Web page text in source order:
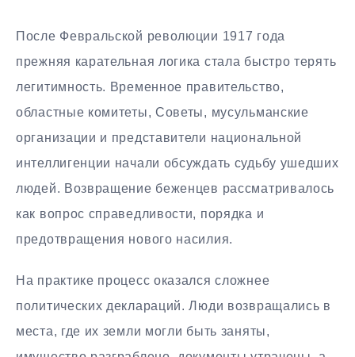
После Февральской революции 1917 года
прежняя карательная логика стала быстро терять
легитимность. Временное правительство,
областные комитеты, Советы, мусульманские
организации и представители национальной
интеллигенции начали обсуждать судьбу ушедших
людей. Возвращение беженцев рассматривалось
как вопрос справедливости, порядка и
предотвращения нового насилия.
На практике процесс оказался сложнее
политических деклараций. Люди возвращались в
места, где их земли могли быть заняты,